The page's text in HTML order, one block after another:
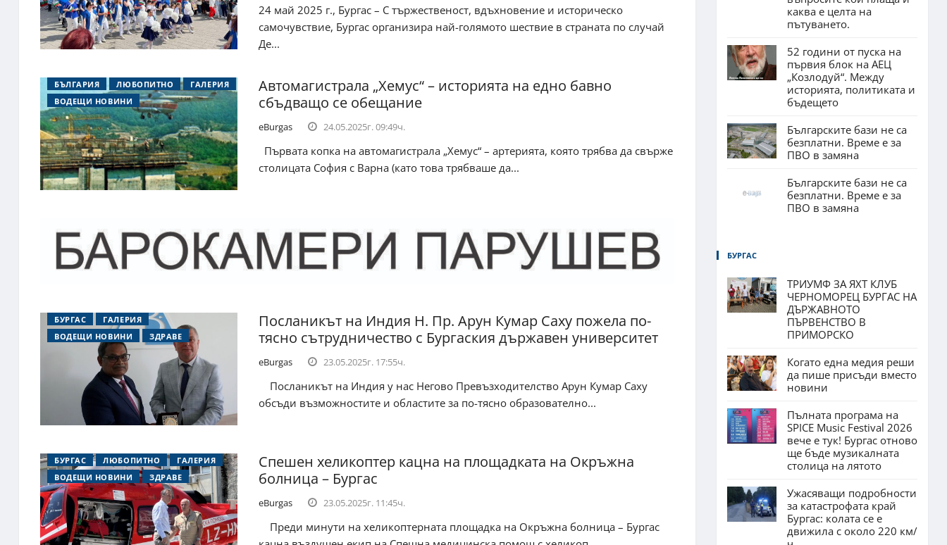
24 май 2025 г., Бургас – С тържественост, вдъхновение и историческо
самочувствие, Бургас организира най-голямото шествие в страната по случай
Де...
БЪЛГАРИЯ ЛЮБОПИТНО
ГАЛЕРИЯ
ВОДЕЩИ НОВИНИ
Автомагистрала „Хемус“ – историята на едно бавно
сбъдващо се обещание
eBurgas 24.05.2025г. 09:49ч.
Първата копка на автомагистрала „Хемус“ – артерията, която трябва да свърже
столицата София с Варна (като това трябваше да...
БУРГАС
ГАЛЕРИЯ
ВОДЕЩИ НОВИНИ
ЗДРАВЕ
Посланикът на Индия Н. Пр. Арун Кумар Саху пожела по-
тясно сътрудничество с Бургаския държавен университет
eBurgas 23.05.2025г. 17:55ч.
Посланикът на Индия у нас Негово Превъзходителство Арун Кумар Саху
обсъди възможностите и областите за по-тясно образователно...
БУРГАС ЛЮБОПИТНО
ГАЛЕРИЯ
ВОДЕЩИ НОВИНИ
ЗДРАВЕ
Спешен хеликоптер кацна на площадката на Окръжна
болница – Бургас
eBurgas 23.05.2025г. 11:45ч.
Преди минути на хеликоптерната площадка на Окръжна болница – Бургас
каква е целта на
пътуването.
52 години от пуска на
първия блок на АЕЦ
„Козлодуй“. Между
историята, политиката и
бъдещето
Българските бази не са
безплатни. Време е за
ПВО в замяна
Българските бази не са
безплатни. Време е за
ПВО в замяна
БУРГАС
ТРИУМФ ЗА ЯХТ КЛУБ
ЧЕРНОМОРЕЦ БУРГАС НА
ДЪРЖАВНОТО
ПЪРВЕНСТВО В
ПРИМОРСКО
Когато една медия реши
да пише присъди вместо
новини
Пълната програма на
SPICE Music Festival 2026
вече е тук! Бургас отново
ще бъде музикалната
столица на лятото
Ужасяващи подробности
за катастрофата край
Бургас: колата се е
движила с около 220 км/